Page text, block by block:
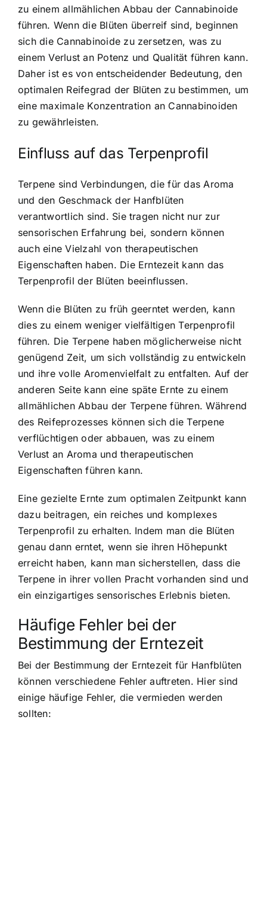
zu einem allmählichen Abbau der Cannabinoide
führen. Wenn die Blüten überreif sind, beginnen
sich die Cannabinoide zu zersetzen, was zu
einem Verlust an Potenz und Qualität führen kann.
Daher ist es von entscheidender Bedeutung, den
optimalen Reifegrad der Blüten zu bestimmen, um
eine maximale Konzentration an Cannabinoiden
zu gewährleisten.
Einfluss auf das Terpenprofil
Terpene sind Verbindungen, die für das Aroma
und den Geschmack der Hanfblüten
verantwortlich sind. Sie tragen nicht nur zur
sensorischen Erfahrung bei, sondern können
auch eine Vielzahl von therapeutischen
Eigenschaften haben. Die Erntezeit kann das
Terpenprofil der Blüten beeinflussen.
Wenn die Blüten zu früh geerntet werden, kann
dies zu einem weniger vielfältigen Terpenprofil
führen. Die Terpene haben möglicherweise nicht
genügend Zeit, um sich vollständig zu entwickeln
und ihre volle Aromenvielfalt zu entfalten. Auf der
anderen Seite kann eine späte Ernte zu einem
allmählichen Abbau der Terpene führen. Während
des Reifeprozesses können sich die Terpene
verflüchtigen oder abbauen, was zu einem
Verlust an Aroma und therapeutischen
Eigenschaften führen kann.
Eine gezielte Ernte zum optimalen Zeitpunkt kann
dazu beitragen, ein reiches und komplexes
Terpenprofil zu erhalten. Indem man die Blüten
genau dann erntet, wenn sie ihren Höhepunkt
erreicht haben, kann man sicherstellen, dass die
Terpene in ihrer vollen Pracht vorhanden sind und
ein einzigartiges sensorisches Erlebnis bieten.
Häufige Fehler bei der
Bestimmung der Erntezeit
Bei der Bestimmung der Erntezeit für Hanfblüten
können verschiedene Fehler auftreten. Hier sind
einige häufige Fehler, die vermieden werden
sollten: